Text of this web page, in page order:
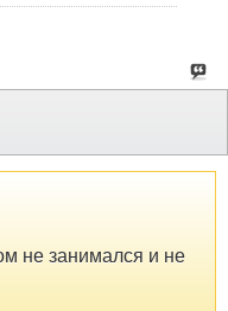
не занимался и не